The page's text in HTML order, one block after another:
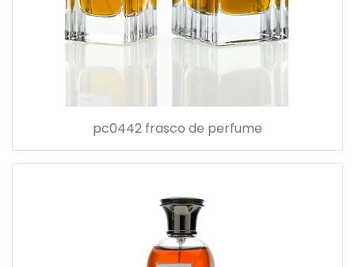
pc0442 frasco de perfume